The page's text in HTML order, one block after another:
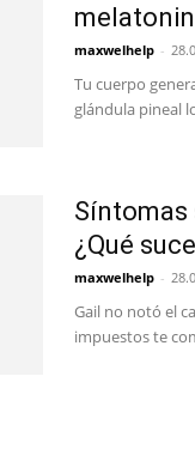
maxwelhelp -
Tu cuerpo
glándula pineal
Síntomas
¿Qué
maxwelhelp -
Gail no notó el
impuestos te